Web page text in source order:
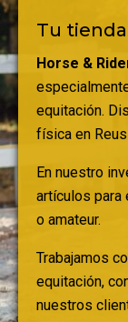
Tu
Horse &
equitación.
física en Reus
En nuestro
artículos para
o amateur.
Trabajamos
equitación,
nuestros